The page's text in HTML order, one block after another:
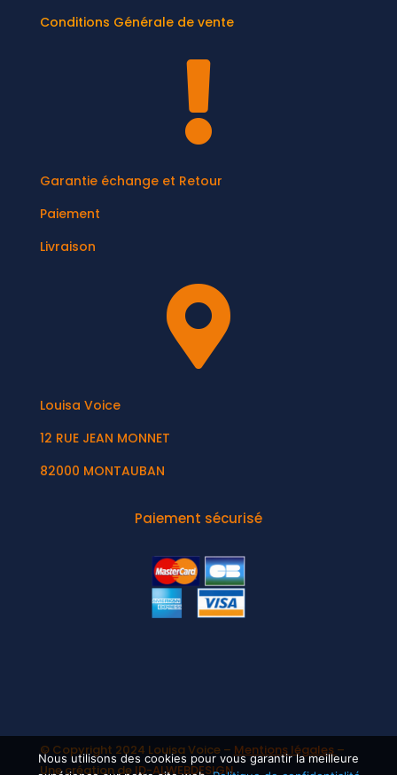
Conditions Générale de vente

Garantie échange et Retour
Paiement
Livraison

Louisa Voice
12 RUE JEAN MONNET
82000 MONTAUBAN
Paiement sécurisé
© Copyright 2024 Louisa Voice – Mentions légales –
Une création deID-ALWEBDESIGN
Nous utilisons des cookies pour vous garantir la meilleure